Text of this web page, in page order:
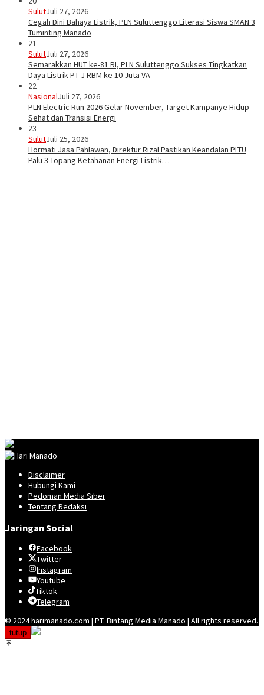
SulutJuli 27, 2026
Cegah Dini Bahaya Listrik, PLN Suluttenggo Literasi Siswa SMAN 3
Tuminting Manado
21
SulutJuli 27, 2026
Semarakkan HUT ke-81 RI, PLN Suluttenggo Sukses Tingkatkan
Daya Listrik PT J RBM ke 10 Juta VA
22
NasionalJuli 27, 2026
PLN Electric Run 2026 Gelar November, Target Kampanye Hidup
Sehat dan Transisi Energi
23
SulutJuli 25, 2026
Hormati Jasa Pahlawan, Direktur Rizal Pastikan Keandalan PLTU
Palu 3 Topang Ketahanan Energi Listrik…
Disclaimer
Hubungi Kami
Pedoman Media Siber
Tentang Redaksi
Jaringan Social
Facebook
Twitter
Instagram
Youtube
Tiktok
Telegram
© 2024 harimanado.com | PT. Bintang Media Manado | All rights reserved.
tutup